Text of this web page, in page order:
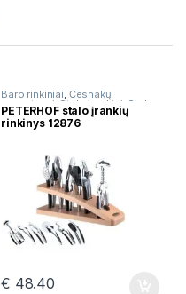
Baro rinkiniai, Česnakų
spaustuvai,Stalo įrankiai Stalo
serveravimui
PETERHOF stalo įrankių
rinkinys 12876
€ 48.40